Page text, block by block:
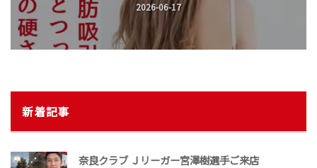
2026-06-17
新着記事
奈良クラブ Ｊリーガー宮澤樹選手ご来店